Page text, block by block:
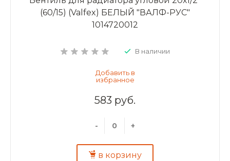
(60/15) (Valfex) БЕЛЫЙ "ВАЛФ-РУС"
1014720012
В наличии
583 руб.
- +
в корзину